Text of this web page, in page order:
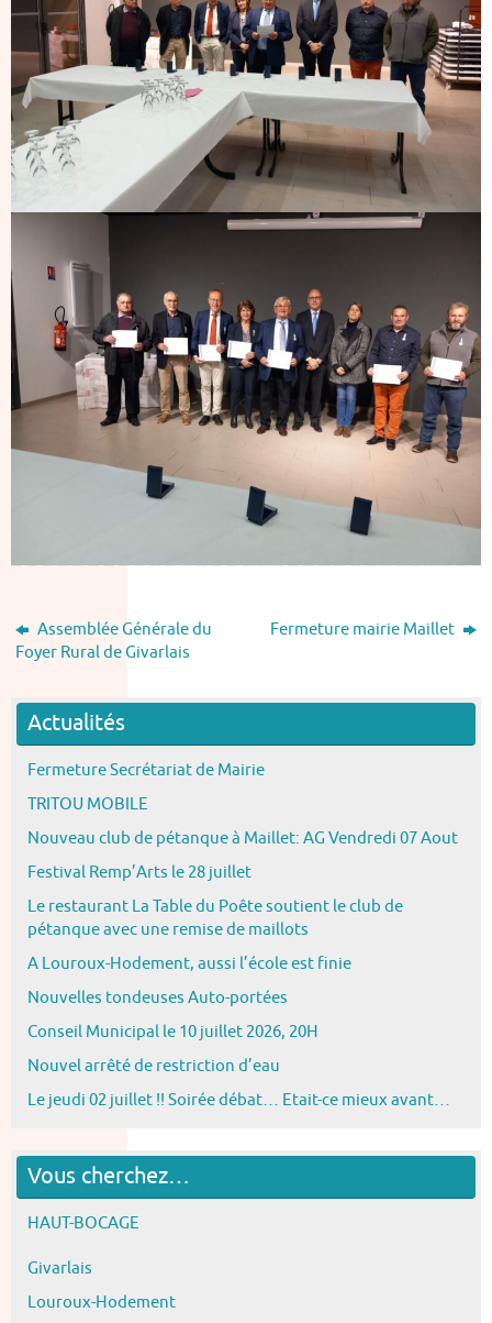
Assemblée Générale du
Foyer Rural de Givarlais
Fermeture mairie Maillet
Actualités
Fermeture Secrétariat de Mairie
TRITOU MOBILE
Nouveau club de pétanque à Maillet: AG Vendredi 07 Aout
Festival Remp’Arts le 28 juillet
Le restaurant La Table du Poête soutient le club de
pétanque avec une remise de maillots
A Louroux-Hodement, aussi l’école est finie
Nouvelles tondeuses Auto-portées
Conseil Municipal le 10 juillet 2026, 20H
Nouvel arrêté de restriction d’eau
Le jeudi 02 juillet !! Soirée débat… Etait-ce mieux avant…
Vous cherchez…
HAUT-BOCAGE
Givarlais
Louroux-Hodement